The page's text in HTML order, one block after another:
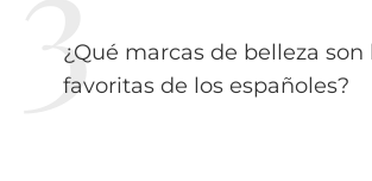
¿Qué marcas de belleza son
favoritas de los españoles?